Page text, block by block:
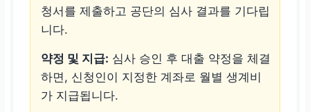
청서를 제출하고 공단의 심사 결과를 기다립
니다.
약정 및 지급: 심사 승인 후 대출 약정을 체결
하면, 신청인이 지정한 계좌로 월별 생계비
가 지급됩니다.